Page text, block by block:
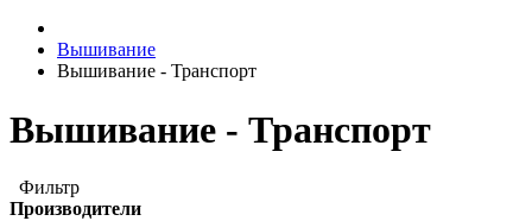
Вышивание
Вышивание - Транспорт
Вышивание - Транспорт
Фильтр
Производители